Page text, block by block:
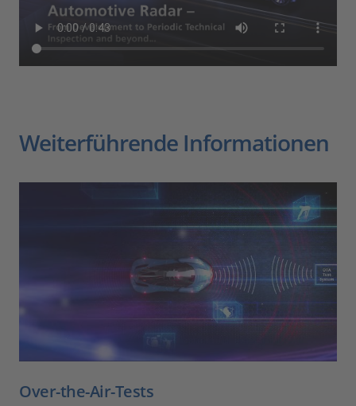
Weiterführende Informationen
Over-the-Air-Tests